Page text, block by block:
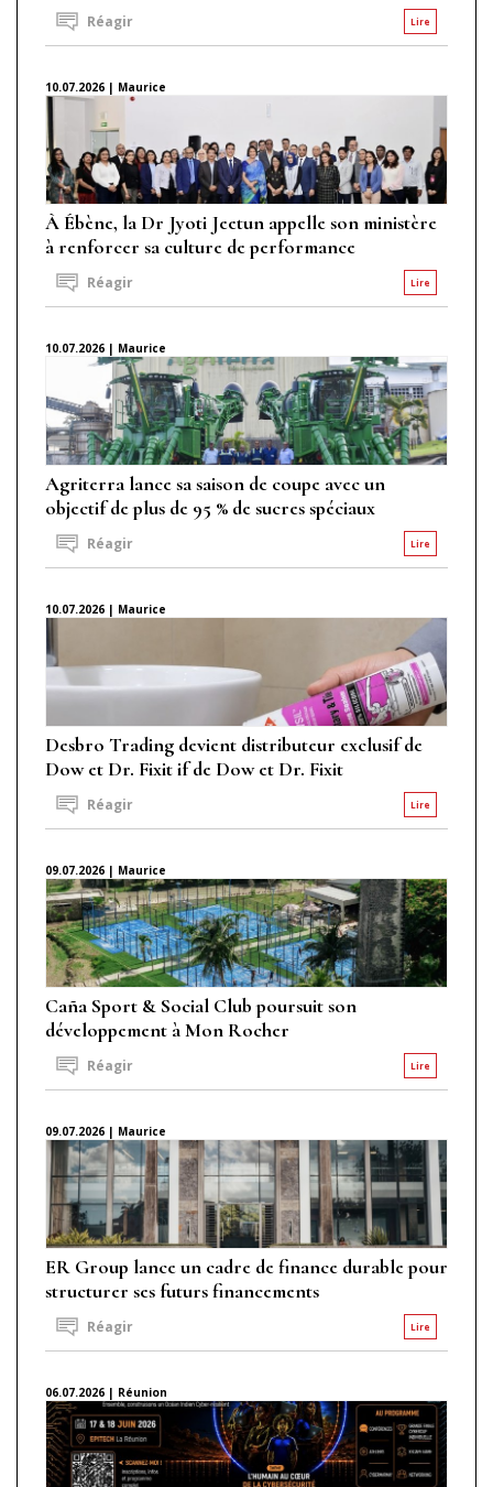
Lire
Réagir
10.07.2026 | Maurice
À Ébène, la Dr Jyoti Jeetun appelle son ministère
à renforcer sa culture de performance
Lire
Réagir
10.07.2026 | Maurice
Agriterra lance sa saison de coupe avec un
objectif de plus de 95 % de sucres spéciaux
Lire
Réagir
10.07.2026 | Maurice
Desbro Trading devient distributeur exclusif de
Dow et Dr. Fixit if de Dow et Dr. Fixit
Lire
Réagir
09.07.2026 | Maurice
Caña Sport & Social Club poursuit son
développement à Mon Rocher
Lire
Réagir
09.07.2026 | Maurice
ER Group lance un cadre de finance durable pour
structurer ses futurs financements
Lire
Réagir
06.07.2026 | Réunion